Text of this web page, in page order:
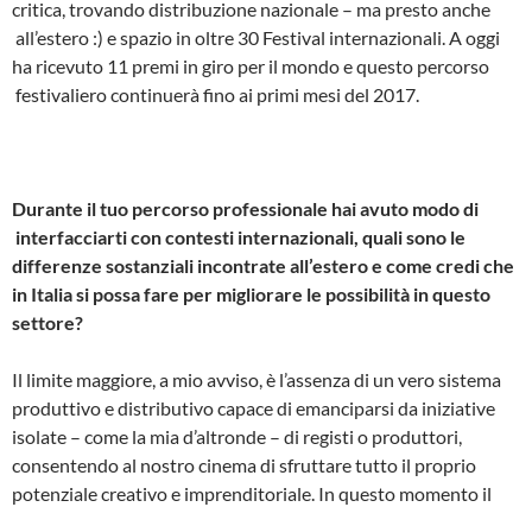
critica, trovando distribuzione nazionale – ma presto anche
all’estero :)­ e spazio in oltre 30 Festival internazionali. A oggi
ha ricevuto 11 premi in giro per il mondo e questo percorso
festivaliero continuerà fino ai primi mesi del 2017.
Durante il tuo percorso professionale hai avuto modo di
interfacciarti con contesti internazionali, quali sono le
differenze sostanziali incontrate all’estero e come credi che
in Italia si possa fare per migliorare le possibilità in questo
settore?
Il limite maggiore, a mio avviso, è l’assenza di un vero sistema
produttivo e distributivo capace di emanciparsi da iniziative
isolate – come la mia d’altronde – di registi o produttori,
consentendo al nostro cinema di sfruttare tutto il proprio
potenziale creativo e imprenditoriale. In questo momento il